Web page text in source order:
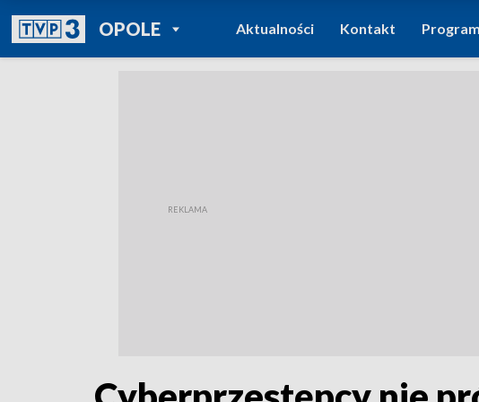
OPOLEPOWRÓT DO
TVP REGIONY
Aktualności Kontakt